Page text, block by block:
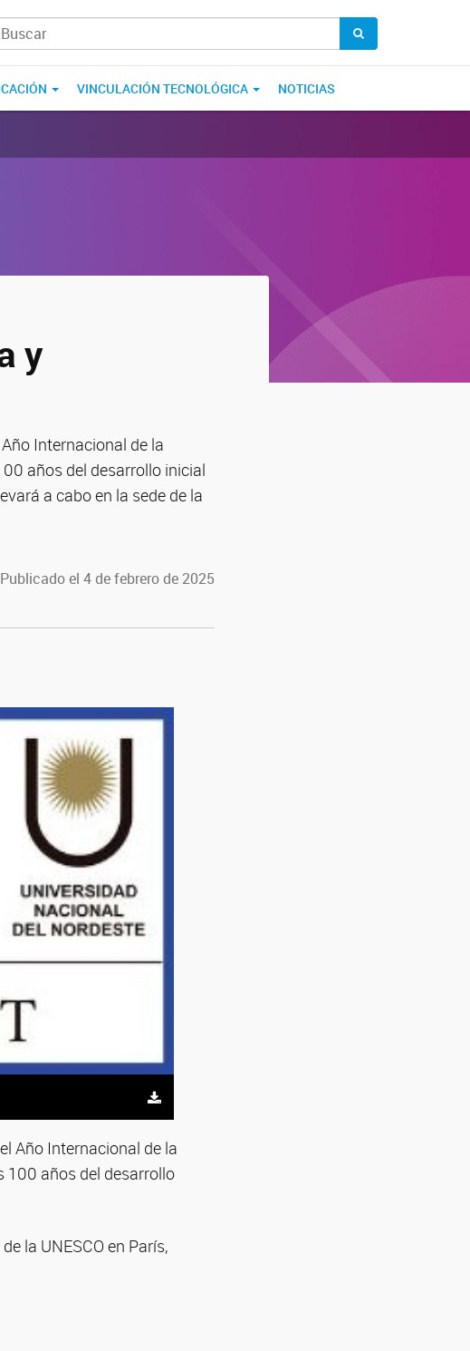
VINCULACIÓN TECNOLÓGICA NOTICIAS
y
Internacional de la
años del desarrollo inicial
a cabo en la sede de la
Publicado el 4 de febrero de 2025
Año Internacional de la
100 años del desarrollo
la UNESCO en París,